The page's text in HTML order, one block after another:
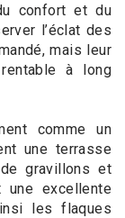
confort et du
l’éclat des
mais leur
à long
comme un
une terrasse
gravillons et
une excellente
les flaques